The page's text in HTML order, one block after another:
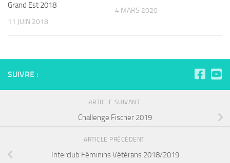
Grand Est 2018
11 JUIN 2018
4 MARS 2020
SUIVRE :
ARTICLE SUIVANT
Challenge Fischer 2019
ARTICLE PRÉCÉDENT
Interclub Féminins Vétérans 2018/2019